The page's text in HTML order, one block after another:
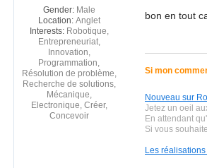
Gender: Male
Location: Anglet
Interests: Robotique,
Entrepreneuriat,
Innovation,
Programmation,
Résolution de problème,
Recherche de solutions,
Mécanique,
Electronique, Créer,
Concevoir
bon en tout
Si mon
Nouveau sur
Jetez un oeil
En attendant
Si vous
Les